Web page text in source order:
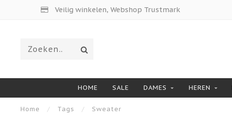
Veilig winkelen, Webshop Trustmark
HOME SALE DAMES HEREN
Home / Tags / Sweater